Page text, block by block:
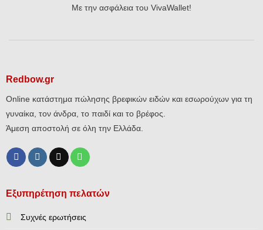
Με την ασφάλεια του VivaWallet!
Redbow.gr
Online κατάστημα πώλησης βρεφικών ειδών και εσωρούχων για τη
γυναίκα, τον άνδρα, το παιδί και το βρέφος.
Άμεση αποστολή σε όλη την Ελλάδα.
Εξυπηρέτηση πελατών
Συχνές ερωτήσεις